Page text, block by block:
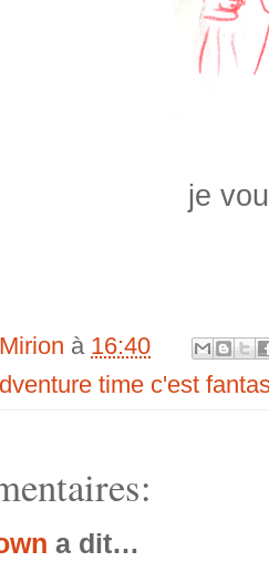
je
Mirion à 16:40
time c'est
a dit…